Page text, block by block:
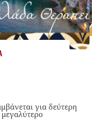
για δεύτερη